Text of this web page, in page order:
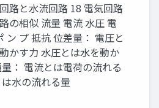
路と水流回路 18 電気回路
の相似 流量 電流 水圧 電
ン プ 抵抗 位差量： 電圧と
かす力 水圧とは水を動か
： 電流とは電荷の流れる
水の流れる量